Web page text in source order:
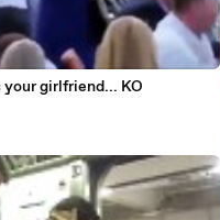
girlfriend... KO